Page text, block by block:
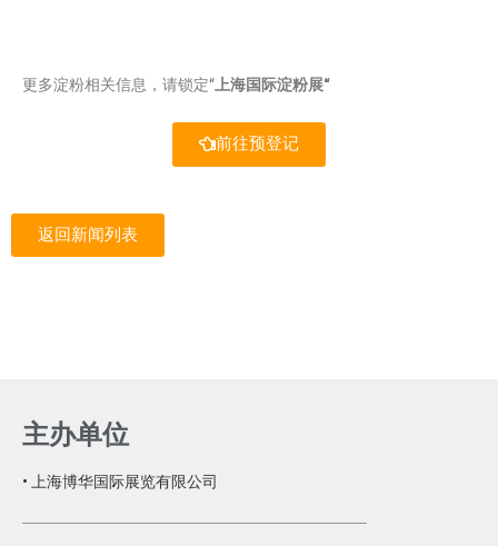
更多淀粉相关信息，请锁定“上海国际淀粉展“
前往预登记
返回新闻列表
主办单位
• 上海博华国际展览有限公司